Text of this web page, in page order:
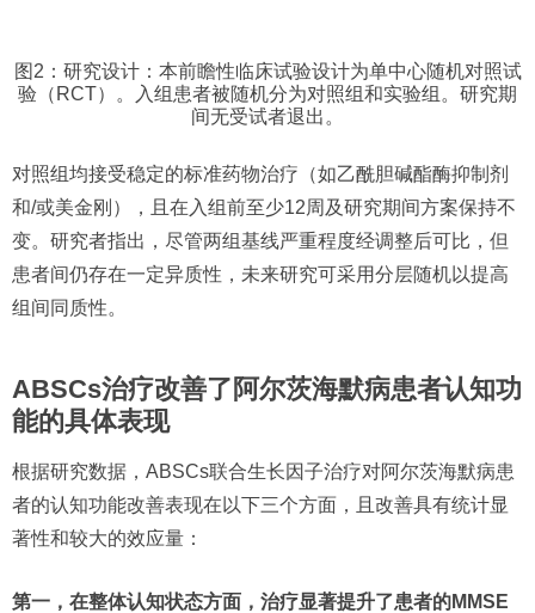
图2：研究设计：本前瞻性临床试验设计为单中心随机对照试
验（RCT）。入组患者被随机分为对照组和实验组。研究期
间无受试者退出。
对照组均接受稳定的标准药物治疗（如乙酰胆碱酯酶抑制剂
和/或美金刚），且在入组前至少12周及研究期间方案保持不
变。研究者指出，尽管两组基线严重程度经调整后可比，但
患者间仍存在一定异质性，未来研究可采用分层随机以提高
组间同质性。
ABSCs治疗改善了阿尔茨海默病患者认知功
能的具体表现
根据研究数据，ABSCs联合生长因子治疗对阿尔茨海默病患
者的认知功能改善表现在以下三个方面，且改善具有统计显
著性和较大的效应量：
第一，在整体认知状态方面，治疗显著提升了患者的MMSE